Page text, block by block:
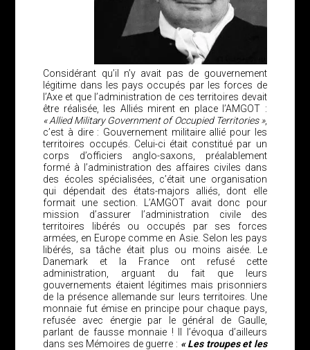
Considérant qu’il n’y avait pas de gouvernement
légitime dans les pays occupés par les forces de
l’Axe et que l’administration de ces territoires devait
être réalisée, les Alliés mirent en place l’AMGOT :
« Allied Military Government of Occupied Territories »,
c’est à dire : Gouvernement militaire allié pour les
territoires occupés. Celui-ci était constitué par un
corps d’officiers anglo-saxons, préalablement
formé à l’administration des affaires civiles dans
des écoles spécialisées, c’était une organisation
qui dépendait des états-majors alliés, dont elle
formait une section. L’AMGOT avait donc pour
mission d’assurer l’administration civile des
territoires libérés ou occupés par ses forces
armées, en Europe comme en Asie. Selon les pays
libérés, sa tâche était plus ou moins aisée. Le
Danemark et la France ont refusé cette
administration, arguant du fait que leurs
gouvernements étaient légitimes mais prisonniers
de la présence allemande sur leurs territoires. Une
monnaie fut émise en principe pour chaque pays,
refusée avec énergie par le général de Gaulle,
parlant de fausse monnaie ! Il l’évoqua d’ailleurs
dans ses Mémoires de guerre : « Les troupes et les